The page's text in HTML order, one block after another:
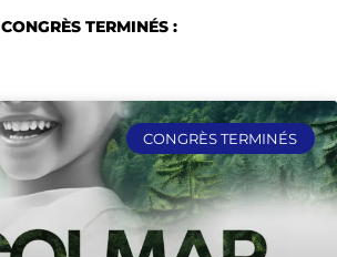
CONGRÈS TERMINÉS :
CONGRÈS TERMINÉS